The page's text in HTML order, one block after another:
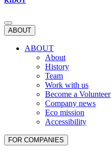
ABOUT
ABOUT
About
History
Team
Work with us
Become a Volunteer
Company news
Eco mission
Accessibility
FOR COMPANIES